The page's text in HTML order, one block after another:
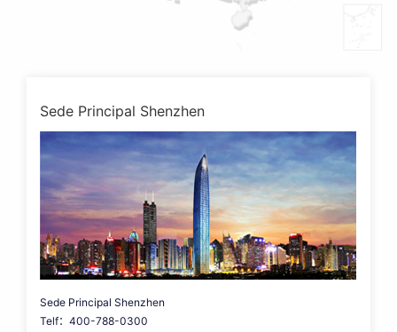
Sede Principal Shenzhen
Sede Principal Shenzhen
Telf：400-788-0300